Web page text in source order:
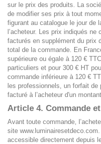
sur le prix des produits. La
de modifier ses prix à tout
figurant au catalogue le jour de
l’acheteur. Les prix indiqués
facturés en supplément du prix
total de la commande. En
supérieure ou égale à 120 €
particuliers et pour 300 € HT
commande inférieure à 120 €
les professionnels, un forfait de
facturé à l’acheteur d'un
Article 4. Commande
Avant toute commande,
site www.luminairesetdeco.com
accessible directement depuis